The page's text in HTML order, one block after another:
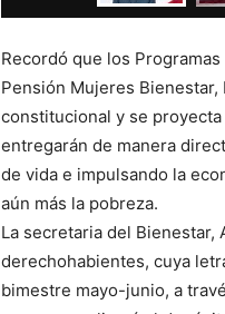
Recordó que los
Pensión Mujeres Bienestar,
constitucional y se
entregarán de manera
de vida e impulsando la
aún más la pobreza.
La secretaria del
derechohabientes, cuya
bimestre mayo-junio, a